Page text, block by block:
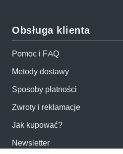
Obsługa klienta
Pomoc i FAQ
Metody dostawy
Sposoby płatności
Zwroty i reklamacje
Jak kupować?
Newsletter